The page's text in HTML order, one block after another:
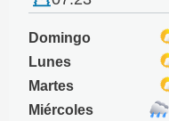
Domingo
Lunes
Martes
Miércoles